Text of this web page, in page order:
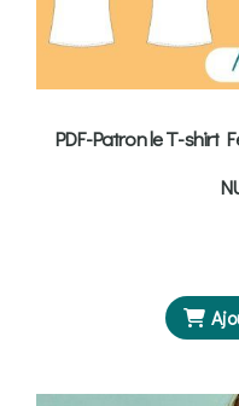
PDF-Patron le T-shirt